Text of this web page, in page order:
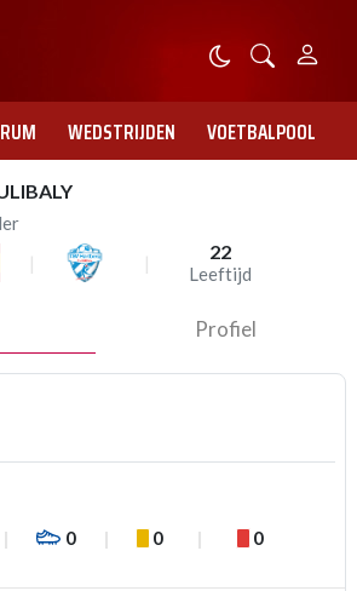
WEDSTRIJDEN VOETBALPOOL
22
Leeftijd
Profiel
0 0 0